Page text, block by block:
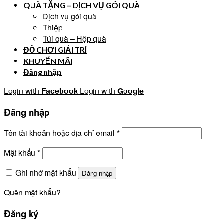
QUÀ TẶNG – DỊCH VỤ GÓI QUÀ
Dịch vụ gói quà
Thiệp
Túi quà – Hộp quà
ĐỒ CHƠI GIẢI TRÍ
KHUYẾN MÃI
Đăng nhập
Login with Facebook Login with Google
Đăng nhập
Tên tài khoản hoặc địa chỉ email *
Mật khẩu *
Ghi nhớ mật khẩu
Đăng nhập
Quên mật khẩu?
Đăng ký